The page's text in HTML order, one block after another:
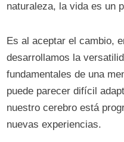
naturaleza, la vida es un
Es al aceptar el cambio,
desarrollamos la
fundamentales de una
puede parecer difícil
nuestro cerebro está
nuevas experiencias.